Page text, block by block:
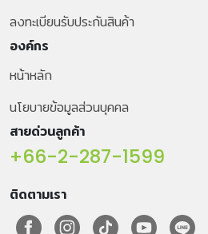
ลงทะเบียนรับประกันสินค้า
องค์กร
หน้าหลัก
นโยบายข้อมูลส่วนบุคคล
สายด่วนลูกค้า
+66-2-287-1599
ติดตามเรา